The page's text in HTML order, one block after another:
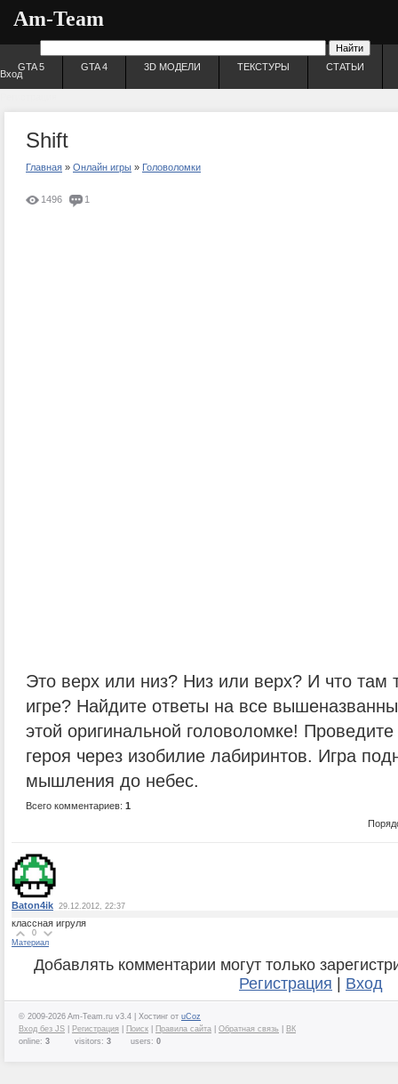
Am-Team
Вход
GTA 5 GTA 4 3D МОДЕЛИ ТЕКСТУРЫ СТАТЬИ
Shift
Главная » Онлайн игры » Головоломки
1496 1
Это верх или низ? Низ или верх? И что там
игре? Найдите ответы на все
этой оригинальной головоломке! Проведите
героя через изобилие лабиринтов. Игра
мышления до небес.
Всего комментариев: 1
Baton4ik 29.12.2012, 22:37
классная игруля
0
Материал
Добавлять комментарии могут только
Регистрация
Вход
© 2009-2026 Am-Team.ru v3.4 | Хостинг от uCoz
Вход без JS
Регистрация Поиск Правила сайта Обратная связь
ВК
online: 3 visitors: 3 users: 0